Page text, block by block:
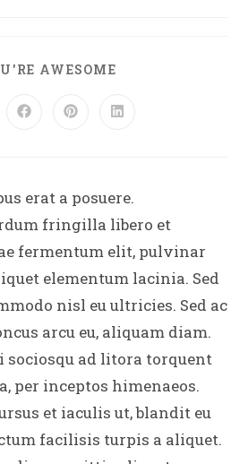
AWESOME
erat a posuere.
fringilla libero et
fermentum elit, pulvinar
elementum lacinia. Sed
nisl eu ultricies. Sed ac
arcu eu, aliquam diam.
sociosqu ad litora torquent
per inceptos himenaeos.
et iaculis ut, blandit eu
facilisis turpis a aliquet.